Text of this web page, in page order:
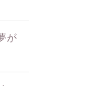
が